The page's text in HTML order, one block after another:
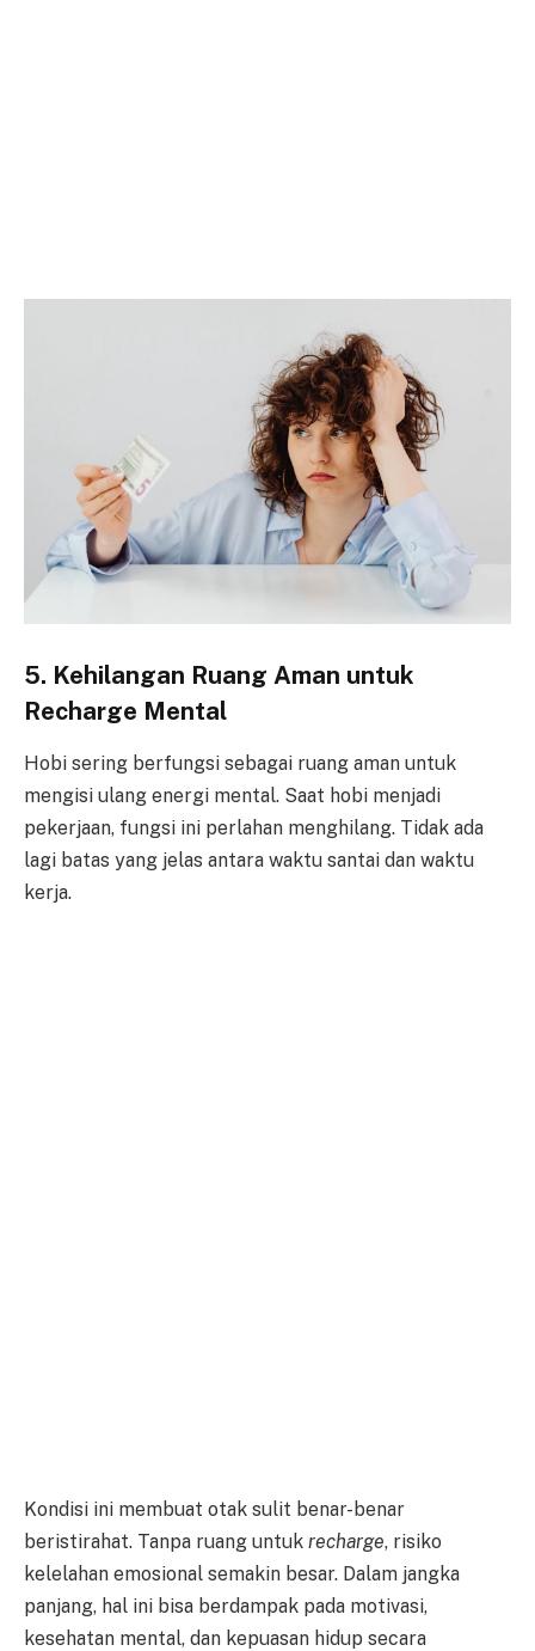
5. Kehilangan Ruang Aman untuk
Recharge Mental
Hobi sering berfungsi sebagai ruang aman untuk
mengisi ulang energi mental. Saat hobi menjadi
pekerjaan, fungsi ini perlahan menghilang. Tidak ada
lagi batas yang jelas antara waktu santai dan waktu
kerja.
Kondisi ini membuat otak sulit benar-benar
beristirahat. Tanpa ruang untuk recharge, risiko
kelelahan emosional semakin besar. Dalam jangka
panjang, hal ini bisa berdampak pada motivasi,
kesehatan mental, dan kepuasan hidup secara